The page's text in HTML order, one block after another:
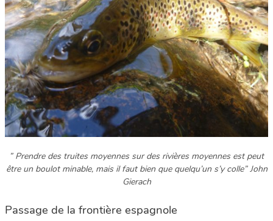
” Prendre des truites moyennes sur des rivières moyennes est peut
être un boulot minable, mais il faut bien que quelqu’un s’y colle” John
Gierach
Passage de la frontière espagnole